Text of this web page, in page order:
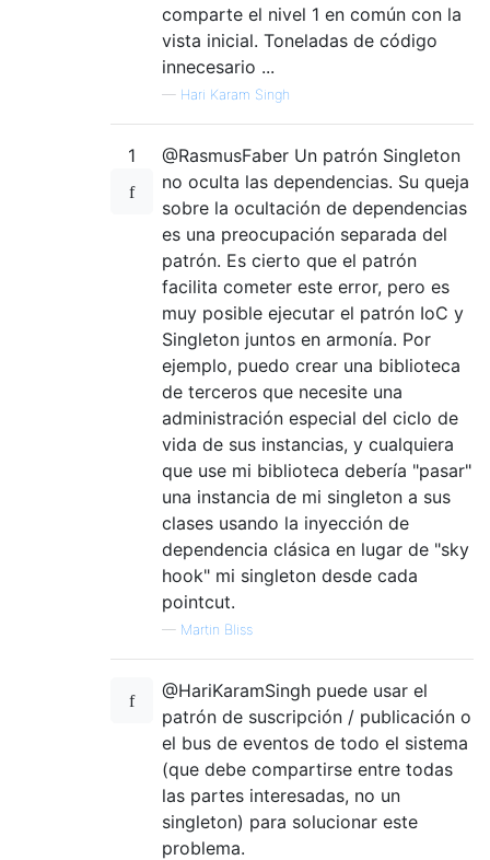
comparte el nivel 1 en común con la
vista inicial. Toneladas de código
innecesario ...
— Hari Karam Singh
1
@RasmusFaber Un patrón Singleton
no oculta las dependencias. Su queja
sobre la ocultación de dependencias
es una preocupación separada del
patrón. Es cierto que el patrón
facilita cometer este error, pero es
muy posible ejecutar el patrón IoC y
Singleton juntos en armonía. Por
ejemplo, puedo crear una biblioteca
de terceros que necesite una
administración especial del ciclo de
vida de sus instancias, y cualquiera
que use mi biblioteca debería "pasar"
una instancia de mi singleton a sus
clases usando la inyección de
dependencia clásica en lugar de "sky
hook" mi singleton desde cada
pointcut.
— Martin Bliss
@HariKaramSingh puede usar el
patrón de suscripción / publicación o
el bus de eventos de todo el sistema
(que debe compartirse entre todas
las partes interesadas, no un
singleton) para solucionar este
problema.